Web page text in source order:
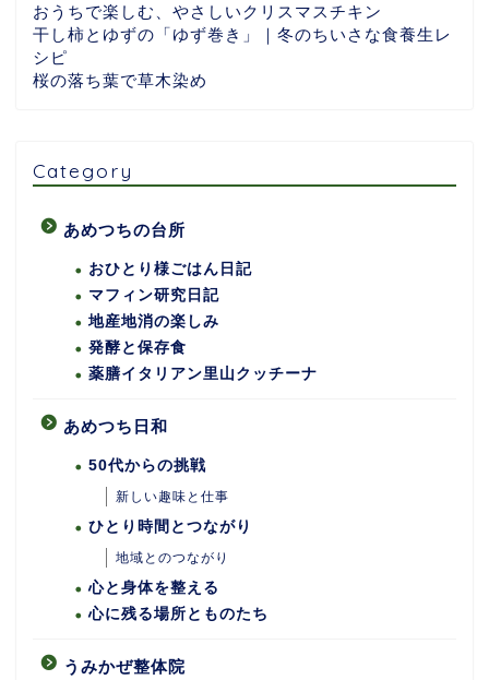
おうちで楽しむ、やさしいクリスマスチキン
干し柿とゆずの「ゆず巻き」｜冬のちいさな食養生レ
シピ
桜の落ち葉で草木染め
Category
あめつちの台所
おひとり様ごはん日記
マフィン研究日記
地産地消の楽しみ
発酵と保存食
薬膳イタリアン里山クッチーナ
あめつち日和
50代からの挑戦
新しい趣味と仕事
ひとり時間とつながり
地域とのつながり
心と身体を整える
心に残る場所とものたち
うみかぜ整体院